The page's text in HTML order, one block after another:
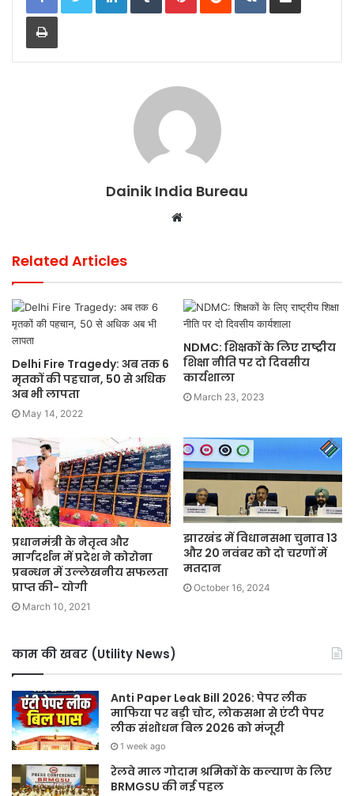
Print
Dainik India Bureau
Website
Related Articles
Delhi Fire Tragedy: अब तक 6
मृतकों की पहचान, 50 से अधिक
अब भी लापता
May 14, 2022
NDMC: शिक्षकों के लिए राष्ट्रीय
शिक्षा नीति पर दो दिवसीय
कार्यशाला
March 23, 2023
प्रधानमंत्री के नेतृत्व और
मार्गदर्शन में प्रदेश ने कोरोना
प्रबन्धन में उल्लेखनीय सफलता
प्राप्त की- योगी
March 10, 2021
झारखंड में विधानसभा चुनाव 13
और 20 नवंबर को दो चरणों में
मतदान
October 16, 2024
काम की खबर (Utility News)
Anti Paper Leak Bill 2026: पेपर लीक
माफिया पर बड़ी चोट, लोकसभा से एंटी पेपर
लीक संशोधन बिल 2026 को मंजूरी
1 week ago
रेलवे माल गोदाम श्रमिकों के कल्याण के लिए
BRMGSU की नई पहल